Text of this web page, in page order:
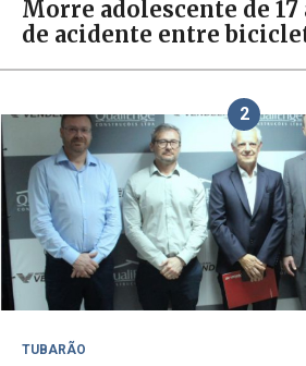
Morre adolescente de
de acidente entre
2
TUBARÃO